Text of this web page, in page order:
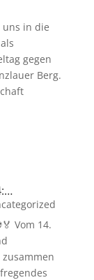
uns in die
gegen
Berg.
Vom 14.